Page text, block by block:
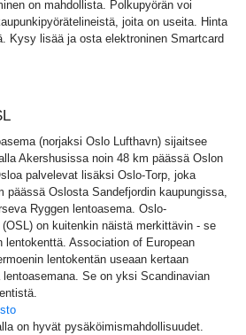
on mahdollista. Polkupyörän voi
joita on useita. Hinta
Kysy lisää ja osta elektroninen Smartcard
(norjaksi Oslo Lufthavn) sijaitsee
Akershusissa noin 48 km päässä Oslon
palvelevat lisäksi Oslo-Torp, joka
päässä Oslosta Sandefjordin kaupungissa,
Ryggen lentoasema. Oslo-
on kuitenkin näistä merkittävin - se
lentokenttä. Association of European
lentokentän useaan kertaan
Se on yksi Scandinavian
on hyvät pysäköimismahdollisuudet.